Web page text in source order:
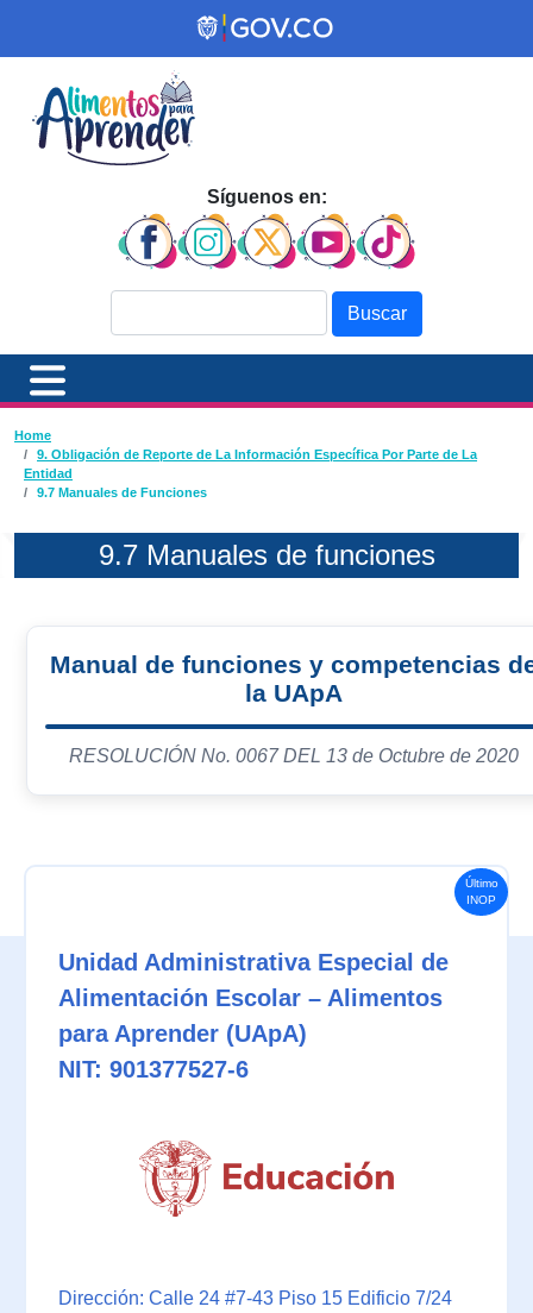
Pasar al contenido principal
Síguenos en:
Último
INOP
Ruta de navegación
Home
9. Obligación de Reporte de La Información Específica Por Parte de La
Entidad
9.7 Manuales de Funciones
9.7 Manuales de funciones
Manual de funciones y competencias
la UApA
RESOLUCIÓN No. 0067 DEL 13 de Octubre de 2020
Unidad Administrativa Especial de
Alimentación Escolar – Alimentos
para Aprender (UApA)
NIT: 901377527-6
Dirección: Calle 24 #7-43 Piso 15 Edificio 7/24